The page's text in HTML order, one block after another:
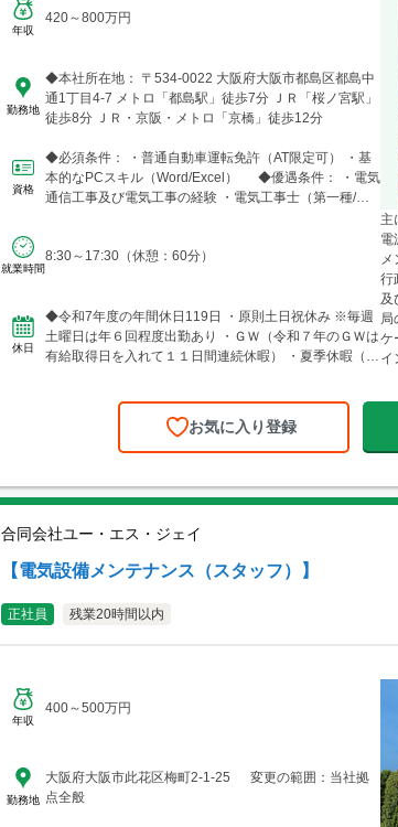
年収
420～800万円
勤務地
◆本社所在地： 〒534-0022 大阪府大阪市都島区都島中
通1丁目4-7 メトロ「都島駅」徒歩7分 ＪＲ「桜ノ宮駅」
徒歩8分 ＪＲ・京阪・メトロ「京橋」徒歩12分
資格
◆必須条件： ・普通自動車運転免許（AT限定可） ・基
本的なPCスキル（Word/Excel） ◆優遇条件： ・電気
通信工事及び電気工事の経験 ・電気工事士（第一種/第
就業時間
8:30～17:30（休憩：60分）
休日
◆令和7年度の年間休日119日 ・原則土日祝休み ※毎週
土曜日は年６回程度出勤あり ・ＧＷ（令和７年のＧＷは
有給取得日を入れて１１日間連続休暇） ・夏季休暇（６
主
電
行
及
局
ケ
イ
お気に入り登録
合同会社ユー・エス・ジェイ
【電気設備メンテナンス（スタッフ）】
正社員 残業20時間以内
年収
400～500万円
勤務地
大阪府大阪市此花区梅町2-1-25 変更の範囲：当社拠
点全般